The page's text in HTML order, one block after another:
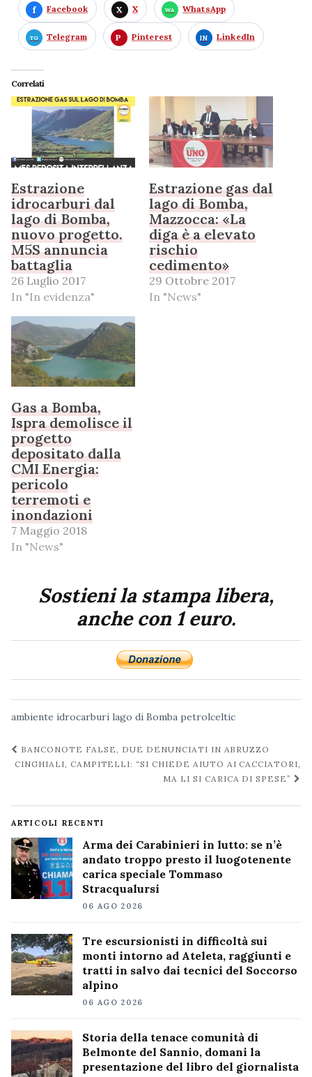
Facebook X WhatsApp
Telegram Pinterest LinkedIn
Correlati
Estrazione
idrocarburi dal
lago di Bomba,
nuovo progetto.
M5S annuncia
battaglia
26 Luglio 2017
In "In evidenza"
Estrazione gas dal
lago di Bomba,
Mazzocca: «La
diga è a elevato
rischio
cedimento»
29 Ottobre 2017
In "News"
Gas a Bomba,
Ispra demolisce il
progetto
depositato dalla
CMI Energia:
pericolo
terremoti e
inondazioni
7 Maggio 2018
In "News"
Sostieni la stampa libera,
anche con 1 euro.
ambiente idrocarburi lago di Bomba petrolceltic
Navigazione
post
BANCONOTE FALSE, DUE DENUNCIATI IN ABRUZZO
CINGHIALI, CAMPITELLI: “SI CHIEDE AIUTO AI CACCIATORI,
MA LI SI CARICA DI SPESE”
ARTICOLI RECENTI
Arma dei Carabinieri in lutto: se n’è
andato troppo presto il luogotenente
carica speciale Tommaso
Stracqualursi
06 AGO 2026
Tre escursionisti in difficoltà sui
monti intorno ad Ateleta, raggiunti e
tratti in salvo dai tecnici del Soccorso
alpino
06 AGO 2026
Storia della tenace comunità di
Belmonte del Sannio, domani la
presentazione del libro del giornalista